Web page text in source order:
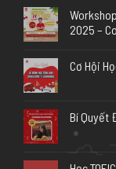
2025 –
Cơ Hội
Bí Quyết